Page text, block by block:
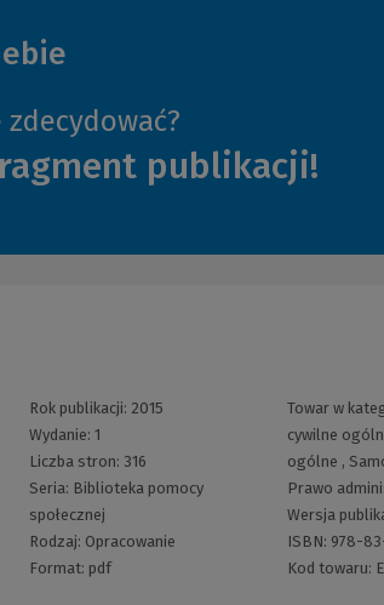
publikacji!
Rok publikacji: 2015
Wydanie:1
Liczba stron: 316
Seria: Biblioteka pomocy
społecznej
Rodzaj: Opracowanie
Format: pdf
Towar w
cywilne
ogólne ,
Prawo
Wersja
ISBN: 978-
Kod towaru: